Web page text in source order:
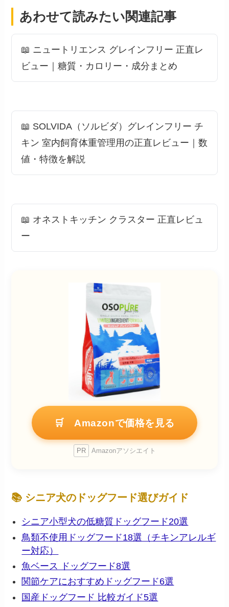
あわせて読みたい関連記事
📖 ニュートリエンス グレインフリー 正直レ
ビュー｜糖質・カロリー・成分まとめ
📖 SOLVIDA（ソルビダ）グレインフリー チ
キン 室内飼育体重管理用の正直レビュー｜数
値・特徴を解説
📖 オネストキッチン クラスター 正直レビュ
ー
🛒 Amazonで価格を見る
PR Amazonアソシエイト
📚 シニア犬のドッグフード選びガイド
シニア小型犬の低糖質ドッグフード20選
鳥類不使用ドッグフード18選（チキンアレルギ
ー対応）
魚ベース ドッグフード8選
関節ケアにおすすめドッグフード6選
国産ドッグフード 比較ガイド5選